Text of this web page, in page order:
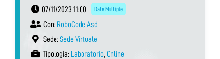
07/11/2023 11:00
Date Multiple
Con: RoboCode Asd
Sede: Sede Virtuale
Tipologia: Laboratorio, Online